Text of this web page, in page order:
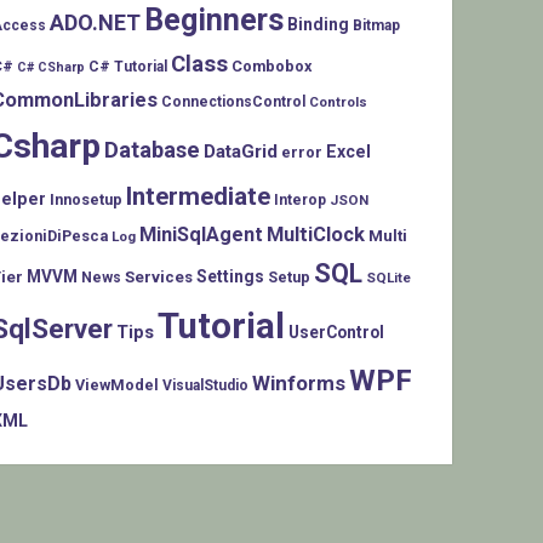
ADO.NET Beginners Binding Bitmap
C# CSharp C# Tutorial Class Combobox
ConnectionsControl Controls
Database DataGrid error Excel
Innosetup Intermediate Interop JSON
Log MiniSqlAgent MultiClock Multi
MVVM News Services Settings Setup SQL SQLite
TipsTutorial UserControl
ViewModel VisualStudio WinformsWPF